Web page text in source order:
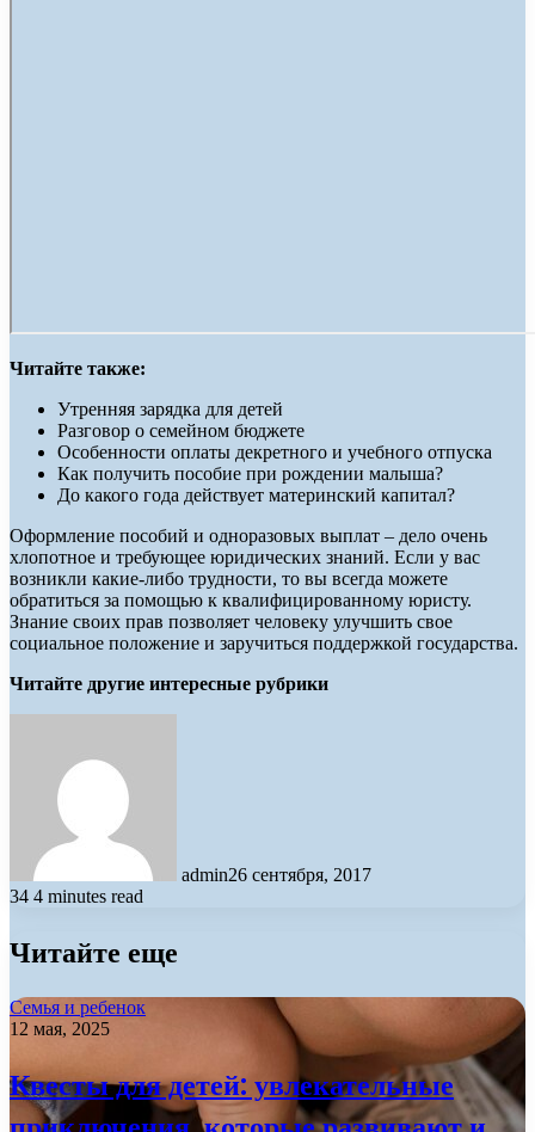
Читайте также:
Утренняя зарядка для детей
Разговор о семейном бюджете
Особенности оплаты декретного и учебного отпуска
Как получить пособие при рождении малыша?
До какого года действует материнский капитал?
Оформление пособий и одноразовых выплат – дело очень
хлопотное и требующее юридических знаний. Если у вас
возникли какие-либо трудности, то вы всегда можете
обратиться за помощью к квалифицированному юристу.
Знание своих прав позволяет человеку улучшить свое
социальное положение и заручиться поддержкой государства.
Читайте другие интересные рубрики
admin26 сентября, 2017
34 4 minutes read
Читайте еще
Семья и ребенок
12 мая, 2025
Квесты для детей: увлекательные